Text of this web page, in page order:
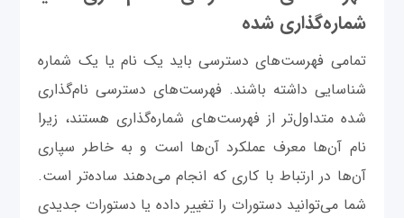
شماره‌گذاری شده
تمامی فهرست‌های دسترسی باید یک نام یا یک شماره
شناسایی داشته باشند. فهرست‌های دسترسی نام‌گذاری
شده متداول‌تر از فهرست‌های شماره‌گذاری هستند، زیرا
نام آن‌ها معرف عملکرد آن‌ها است و به خاطر سپاری
آن‌ها در ارتباط با کاری که انجام می‌دهند ساده‌تر است.
شما می‌توانید دستورات را تغییر داده یا دستورات جدیدی